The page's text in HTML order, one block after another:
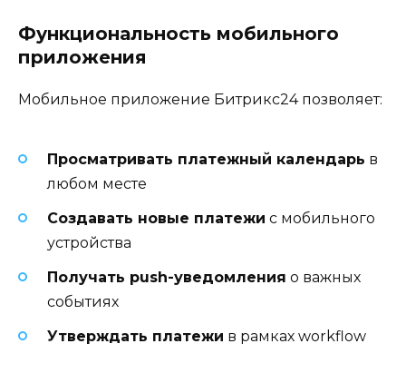
Функциональность мобильного
приложения
Мобильное приложение Битрикс24 позволяет:
Просматривать платежный календарь в
любом месте
Создавать новые платежи с мобильного
устройства
Получать push-уведомления о важных
событиях
Утверждать платежи в рамках workflow